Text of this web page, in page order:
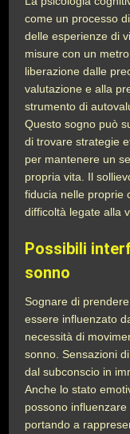
come un processo
delle esperienze di
misure con un
liberazione dalle
valutazione e alla
strumento di
Questo sogno può
di trovare strategie
per mantenere un
propria vita. Il
fiducia nelle proprie
difficoltà legate alla
Possibili
sonno
Sognare di
essere influenzato
necessità di
sonno. Sensazioni
dal subconscio in
Anche lo stato
possono
portando a